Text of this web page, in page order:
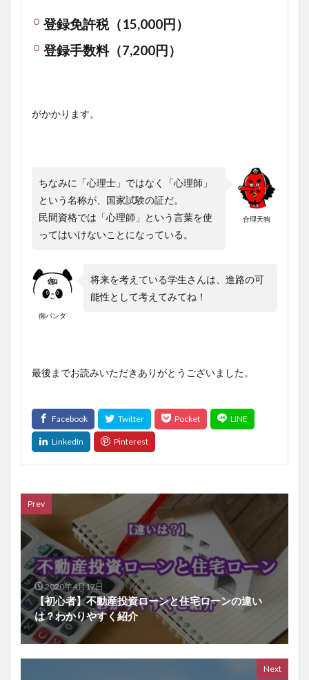
登録免許税（15,000円）
登録手数料（7,200円）
がかかります。
合理天狗
ちなみに「心理士」ではなく「心理師」
という名称が、国家試験の証だ。
民間資格では「心理師」という言葉を使
ってはいけないことになっている。
御パンダ
将来を考えている学生さんは、進路の可
能性として考えてみてね！
最後までお読みいただきありがとうございました。
Prev
2020年4月17日
【初心者】不動産投資ローンと住宅ローンの違い
は？わかりやすく紹介
Next